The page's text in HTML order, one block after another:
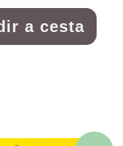
a cesta